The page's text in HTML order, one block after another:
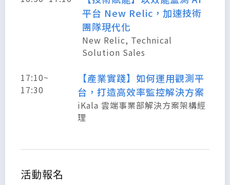
平台 New Relic，加速技術
團隊現代化
New Relic, Technical
Solution Sales
17:10~
17:30
【產業實踐】如何運用觀測平
台，打造高效率監控解決方案
iKala 雲端事業部解決方案架構經
理
活動報名